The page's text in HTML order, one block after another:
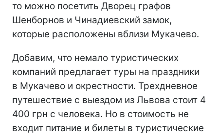
то можно посетить Дворец графов
Шенборнов и Чинадиевский замок,
которые расположены вблизи Мукачево.
Добавим, что немало туристических
компаний предлагает туры на праздники
в Мукачево и окрестности. Трехдневное
путешествие с выездом из Львова стоит 4
400 грн с человека. Но в стоимость не
входит питание и билеты в туристические